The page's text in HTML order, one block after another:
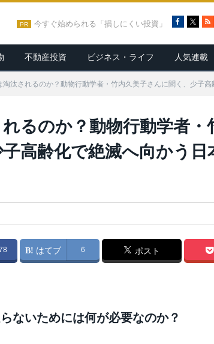
PR 今すぐ始められる「損しにくい投資」
c
e
b
o
R
S
不動産投資 ビジネス・ライフ 人気連載
淘汰されるのか？動物行動学者・竹内久美子さんに聞く、少子
るのか？動物行動学者・
高齢化で絶滅へ向かう日
はてブ 6 ポスト
ないためには何が必要なのか？